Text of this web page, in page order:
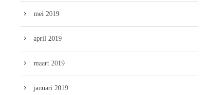
mei 2019
april 2019
maart 2019
januari 2019